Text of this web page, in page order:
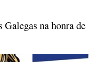
na honra de